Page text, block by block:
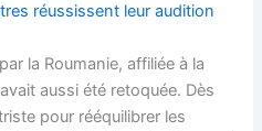
réussissent leur audition
la Roumanie, affiliée à la
aussi été retoquée. Dès
pour rééquilibrer les